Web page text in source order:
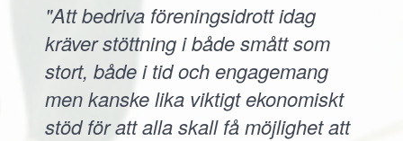
"Att bedriva föreningsidrott idag
kräver stöttning i både smått som
stort, både i tid och engagemang
men kanske lika viktigt ekonomiskt
stöd för att alla skall få möjlighet att